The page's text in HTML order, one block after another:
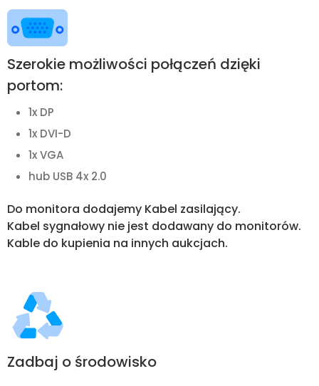
Szerokie możliwości połączeń dzięki
portom:
1x DP
1x DVI-D
1x VGA
hub USB 4x 2.0
Do monitora dodajemy Kabel zasilający.
Kabel sygnałowy nie jest dodawany do monitorów.
Kable do kupienia na innych aukcjach.
Zadbaj o środowisko